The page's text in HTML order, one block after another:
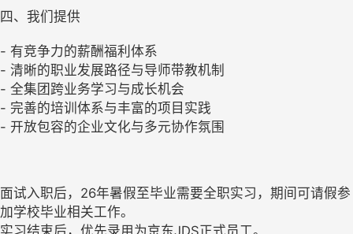
四、我们提供
- 有竞争力的薪酬福利体系
- 清晰的职业发展路径与导师带教机制
- 全集团跨业务学习与成长机会
- 完善的培训体系与丰富的项目实践
- 开放包容的企业文化与多元协作氛围
面试入职后，26年暑假至毕业需要全职实习，期间可请假参
加学校毕业相关工作。